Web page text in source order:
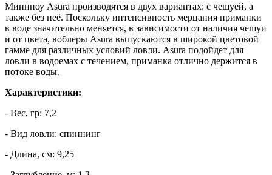
Миннноу Asura производятся в двух вариантах: с чешуей, а
также без неё. Поскольку интенсивность мерцания приманки
в воде значительно меняется, в зависимости от наличия чешуи
и от цвета, воблеры Asura выпускаются в широкой цветовой
гамме для различных условий ловли. Asura подойдет для
ловли в водоемах с течением, приманка отлично держится в
потоке воды.
Характеристики:
- Вес, гр: 7,2
- Вид ловли: спиннинг
- Длина, см: 9,25